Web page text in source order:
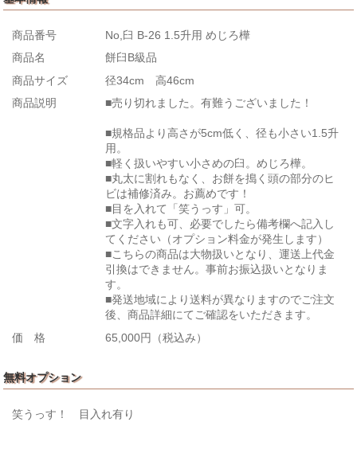
商品番号
No,臼 B-26 1.5升用 めじろ樺
商品名
餅臼B級品
商品サイズ
径34cm 高46cm
商品説明
■売り切れました。有難うございました！
■規格品より高さが5cm低く、径も小さい1.5升
用。
■軽く扱いやすい小さめの臼。めじろ樺。
■丸太に割れもなく、お餅を搗く頭の部分のヒ
ビは補修済み。お薦めです！
■目を入れて「笑うっす」可。
■文字入れも可、必要でしたら備考欄へ記入し
てください（オプション料金が発生します）
■こちらの商品は大物扱いとなり、運送上代金
引換はできません。事前お振込扱いとなりま
す。
■発送地域により送料が異なりますのでご注文
後、商品詳細にてご確認をいただきます。
価 格
65,000円（税込み）
無料オプション
笑うっす！ 目入れ有り